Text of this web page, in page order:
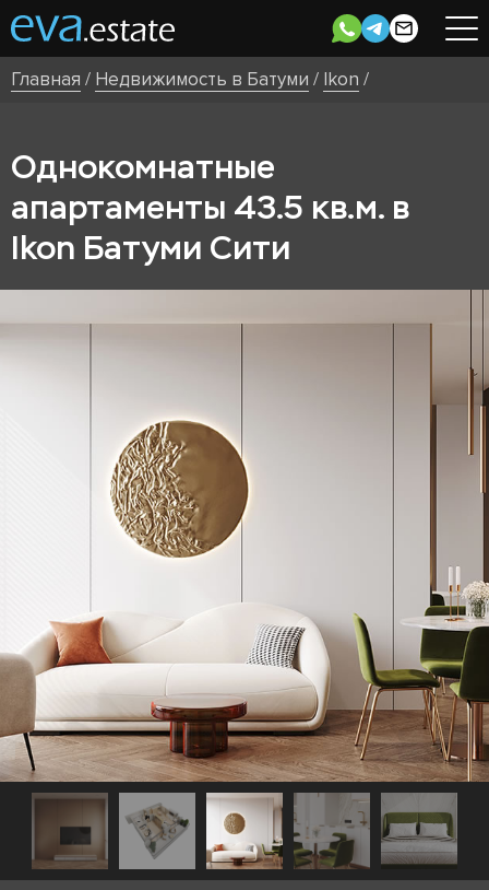
Главная / Недвижимость в Батуми / Ikon /
Однокомнатные
апартаменты 43.5 кв.м. в
Ikon Батуми Сити